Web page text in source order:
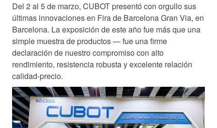
Del 2 al 5 de marzo, CUBOT presentó con orgullo sus
últimas innovaciones en Fira de Barcelona Gran Via, en
Barcelona. La exposición de este año fue más que una
simple muestra de productos — fue una firme
declaración de nuestro compromiso con alto
rendimiento, resistencia robusta y excelente relación
calidad-precio.